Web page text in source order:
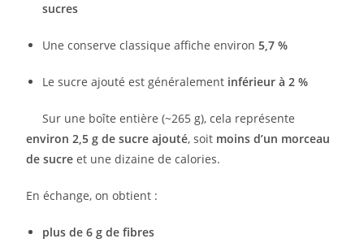
sucres
Une conserve classique affiche environ5,7 %
Le sucre ajouté est généralement inférieur à 2 %
Sur une boîte entière (~265 g), cela représente
environ 2,5 g de sucre ajouté, soit moins d’un morceau
de sucre et une dizaine de calories.
En échange, on obtient :
plus de 6 g de fibres